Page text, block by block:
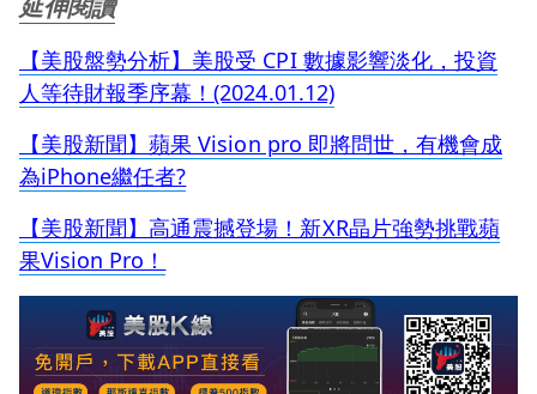
延伸閱讀
【美股盤勢分析】美股受 CPI 數據影響淡化，投資
人等待財報季序幕！(2024.01.12)
【美股新聞】蘋果 Vision pro 即將問世，有機會成
為iPhone繼任者?
【美股新聞】高通震撼登場！新XR晶片強勢挑戰蘋
果Vision Pro！